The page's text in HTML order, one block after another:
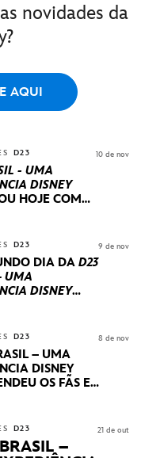
novidades da
AQUI
D23
- UMA
DISNEY
HOJE COM
E
BRASILEIRAS
10 de nov
D23
DIA DA D23
UMA
DISNEY
NOVIDADES
PRÓXIMOS
9 de nov
D23
– UMA
DISNEY
OS FÃS EM
E
EXCLUSIVOS
EXPO
8 de nov
D23
–
21 de out